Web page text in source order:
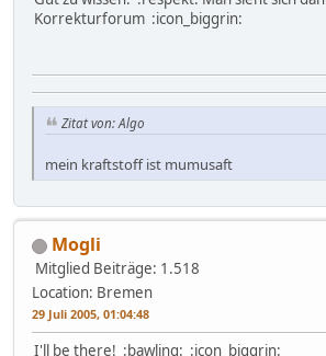
Korrekturforum :icon_biggrin:
Zitat von: Algo
mein kraftstoff ist mumusaft
Mogli
Mitglied Beiträge: 1.518
Location: Bremen
29 Juli 2005, 01:04:48
I'll be there! :bawling: :icon_biggrin: